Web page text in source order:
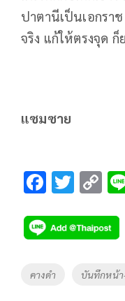
ปาตานีเป็นเอกรา
จริง แก้ให้ตรงจุด
แซมซาย
F
e
b
o
T
tt
er
C
p
y
Li
Tags
คางดำ บันทึกหน้